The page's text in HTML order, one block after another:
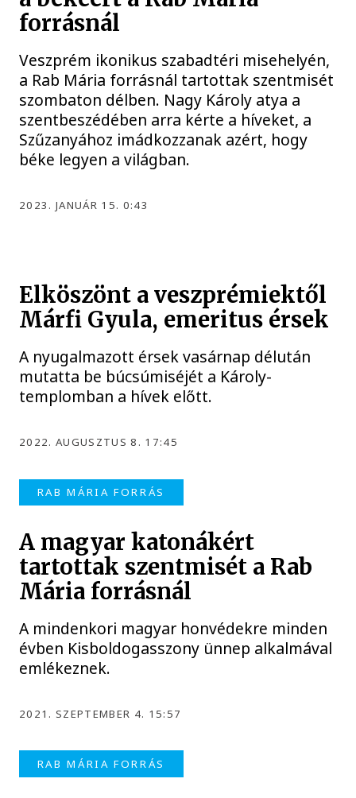
forrásnál
Veszprém ikonikus szabadtéri misehelyén,
a Rab Mária forrásnál tartottak szentmisét
szombaton délben. Nagy Károly atya a
szentbeszédében arra kérte a híveket, a
Szűzanyához imádkozzanak azért, hogy
béke legyen a világban.
2023. JANUÁR 15. 0:43
Elköszönt a veszprémiektől
Márfi Gyula, emeritus érsek
A nyugalmazott érsek vasárnap délután
mutatta be búcsúmiséjét a Károly-
templomban a hívek előtt.
2022. AUGUSZTUS 8. 17:45
RAB MÁRIA FORRÁS
A magyar katonákért
tartottak szentmisét a Rab
Mária forrásnál
A mindenkori magyar honvédekre minden
évben Kisboldogasszony ünnep alkalmával
emlékeznek.
2021. SZEPTEMBER 4. 15:57
RAB MÁRIA FORRÁS